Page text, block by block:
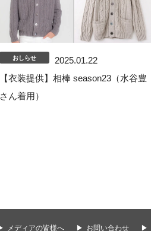
おしらせ
2025.01.22
【衣装提供】相棒 season23（水谷豊
さん着用）
メディアの皆様へ お問い合わせ